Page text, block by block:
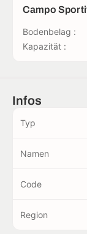
Campo
Bodenbelag :
Kapazität :
Infos
Typ
Namen
Code
Region